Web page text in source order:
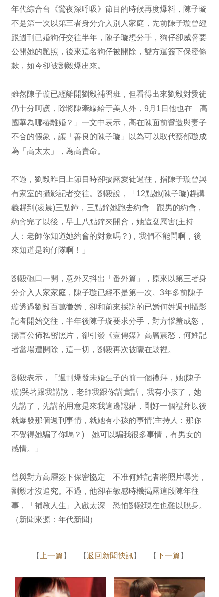
年代綜合台《驚夜深呼吸》節目的時候再度爆料，陳子璇
不是第一次以第三者身分介入別人家庭，先前陳子璇曾經
跟週刊已婚狗仔交往半年，陳子璇想分手，狗仔卻威脅要
公開她的艷照，後來這名狗仔被開除，雙方還簽下保密條
款，如今卻被劉毅爆出來。
雖然陳子璇已經離開劉毅補習班，但看得出來劉毅對愛徒
仍十分呵護，除將陳牽線給于美人外，9月1日他也在「高
國華為哪樁離婚？」一文中表示，高在陳面前營造與妻子
不合的假象，讓「善良的陳子璇」以為可以取代蔡郁璇成
為「高太太」，為高賣命。
不過，劉毅昨日上節目時卻披露愛徒過往，指陳子璇曾與
有家室的攝影記者交往。劉毅說，「12點她(陳子璇)趕講
義趕到(凌晨)三點鐘，三點鐘她跑去約會，跟男的約會，
約會完了以後，早上八點鐘來開會，她這麼厲害(主持
人：老師你知道她約會的對象嗎？)，我們不能問啊，後
來知道是狗仔隊啊！」
劉毅砲口一開，意外又抖出「番外篇」，原來以第三者身
分介入人家家庭，陳子璇已經不是第一次。3年多前陳子
璇透過劉毅百萬徵婚，卻和前來採訪的已婚何姓週刊攝影
記者開始交往，半年後陳子璇要求分手，對方惱羞成怒，
揚言公佈私密照片，卻引發《壹傳媒》高層震怒，何姓記
者當場遭開除，這一切，劉毅再次被矇在鼓裡。
劉毅表示，「週刊爆發未婚生子的前一個禮拜，她(陳子
璇)哭著跟我講說，老師我跟你講實話，我有小孩了，她
先講了，先講的用意是來我這邊認錯，剛好一個禮拜以後
就爆發那個週刊事情，就她有小孩的事情(主持人：那你
不覺得她騙了你嗎？)，她可以騙我很多事情，有男女的
感情。」
曾與對方高層簽下保密協定，不准何姓記者將照片曝光，
劉毅才沒追究。不過，他卻在敏感時機揭露這段陳年往
事，「補教人生」入戲太深，恐怕劉毅現在也難以脫身。
（新聞來源：年代新聞）
【 上一篇 】 【返回新聞快訊】 【下一篇 】